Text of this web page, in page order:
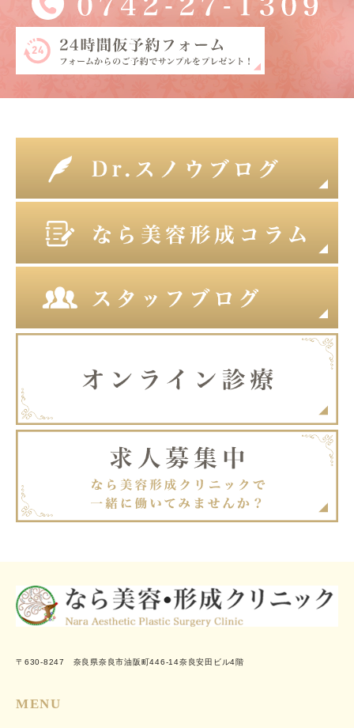
〒630-8247 奈良県奈良市油阪町446-14奈良安田ビル4階
MENU